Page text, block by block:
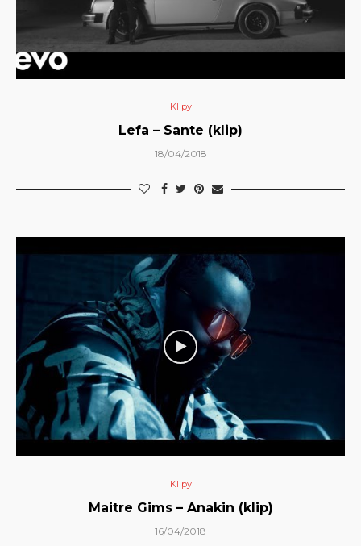
Klipy
Lefa – Sante (klip)
18/04/2018
Klipy
Maitre Gims – Anakin (klip)
16/04/2018